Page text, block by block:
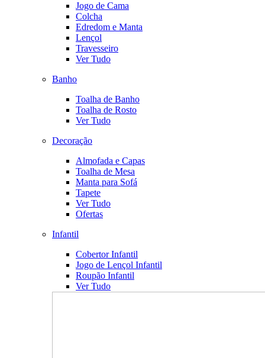
Jogo de Cama
Colcha
Edredom e Manta
Lençol
Travesseiro
Ver Tudo
Banho
Toalha de Banho
Toalha de Rosto
Ver Tudo
Decoração
Almofada e Capas
Toalha de Mesa
Manta para Sofá
Tapete
Ver Tudo
Ofertas
Infantil
Cobertor Infantil
Jogo de Lençol Infantil
Roupão Infantil
Ver Tudo